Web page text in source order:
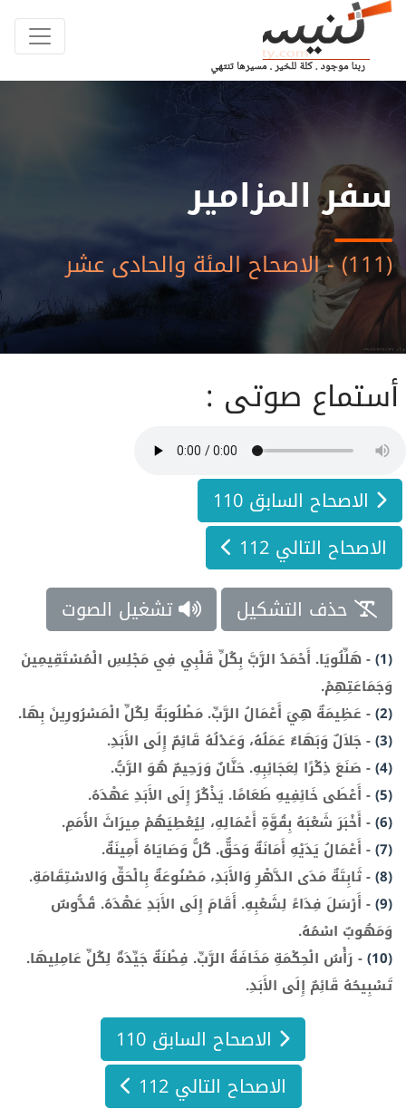
سفر المزامير
(111) - الاصحاح المئة والحادى عشر
أستماع صوتى :
الاصحاح السابق 110
الاصحاح التالي 112
حذف التشكيل
تشغيل الصوت
(1)
-هَلِّلُويَا. أَحْمَدُ الرَّبَّ بِكُلِّ قَلْبِي فِي مَجْلِسِ الْمُسْتَقِيمِينَ
وَجَمَاعَتِهِمْ.
(2)
- عَظِيمَةٌ هِيَ أَعْمَالُ الرَّبِّ. مَطْلُوبَةٌ لِكُلِّ الْمَسْرُورِينَ بِهَا.
(3)
-جَلاَلٌ وَبَهَاءٌ عَمَلُهُ، وَعَدْلُهُ قَائِمٌ إِلَى الأَبَدِ.
(4)
- صَنَعَ ذِكْرًا لِعَجَائِبِهِ. حَنَّانٌ وَرَحِيمٌ هُوَ الرَّبُّ.
(5)
- أَعْطَى خَائِفِيهِ طَعَامًا. يَذْكُرُ إِلَى الأَبَدِ عَهْدَهُ.
(6)
- أَخْبَرَ شَعْبَهُ بِقُوَّةِ أَعْمَالِهِ، لِيُعْطِيَهُمْ مِيرَاثَ الأُمَمِ.
(7)
- أَعْمَالُ يَدَيْهِ أَمَانَةٌ وَحَقٌّ. كُلُّ وَصَايَاهُ أَمِينَةٌ.
(8)
-ثَابِتَةٌ مَدَى الدَّهْرِ وَالأَبَدِ، مَصْنُوعَةٌ بِالْحَقِّ وَالاسْتِقَامَةِ.
(9)
- أَرْسَلَ فِدَاءً لِشَعْبِهِ. أَقَامَ إِلَى الأَبَدِ عَهْدَهُ. قُدُّوسٌ
وَمَهُوبٌ اسْمُهُ.
(10)
- رَأْسُ الْحِكْمَةِ مَخَافَةُ الرَّبِّ. فِطْنَةٌ جَيِّدَةٌ لِكُلِّ عَامِلِيهَا.
تَسْبِيحُهُ قَائِمٌ إِلَى الأَبَدِ.
الاصحاح السابق 110
الاصحاح التالي 112